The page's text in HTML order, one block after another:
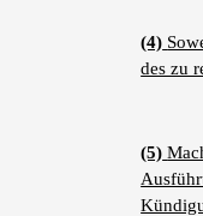
(4)
des zu
(5)